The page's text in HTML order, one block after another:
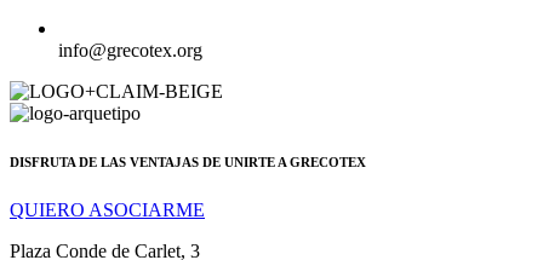
info@grecotex.org
DISFRUTA DE LAS VENTAJAS DE UNIRTE A GRECOTEX
QUIERO ASOCIARME
Plaza Conde de Carlet, 3